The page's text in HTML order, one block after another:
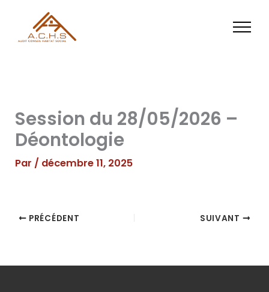
contenu
Session du 28/05/2026 –
Déontologie
Par / décembre 11, 2025
PRÉCÉDENT SUIVANT